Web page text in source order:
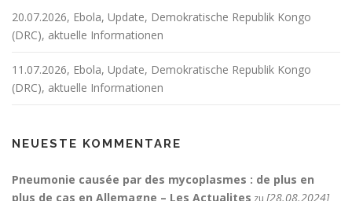
20.07.2026, Ebola, Update, Demokratische Republik Kongo
(DRC), aktuelle Informationen
11.07.2026, Ebola, Update, Demokratische Republik Kongo
(DRC), aktuelle Informationen
NEUESTE KOMMENTARE
Pneumonie causée par des mycoplasmes : de plus en
plus de cas en Allemagne – Les Actualites zu [28.08.2024]